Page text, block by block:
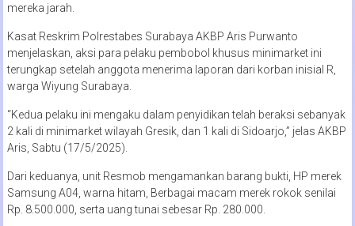
mereka jarah.
Kasat Reskrim Polrestabes Surabaya AKBP Aris Purwanto
menjelaskan, aksi para pelaku pembobol khusus minimarket ini
terungkap setelah anggota menerima laporan dari korban inisial R,
warga Wiyung Surabaya.
“Kedua pelaku ini mengaku dalam penyidikan telah beraksi sebanyak
2 kali di minimarket wilayah Gresik, dan 1 kali di Sidoarjo,” jelas AKBP
Aris, Sabtu (17/5/2025).
Dari keduanya, unit Resmob mengamankan barang bukti, HP merek
Samsung A04, warna hitam, Berbagai macam merek rokok senilai
Rp. 8.500.000, serta uang tunai sebesar Rp. 280.000.